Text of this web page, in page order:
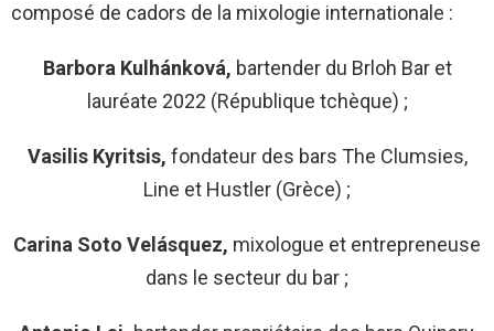
composé de cadors de la mixologie internationale :
Barbora Kulhánková, bartender du Brloh Bar et
lauréate 2022 (République tchèque) ;
Vasilis Kyritsis, fondateur des bars The Clumsies,
Line et Hustler (Grèce) ;
Carina Soto Velásquez, mixologue et entrepreneuse
dans le secteur du bar ;